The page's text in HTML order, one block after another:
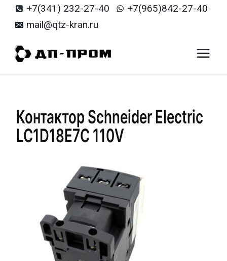
Перейти
содержанию
+7(341) 232-27-40
+7(965)842-27-40
mail@qtz-kran.ru
Контактор Schneider Electric
LC1D18E7C 110V